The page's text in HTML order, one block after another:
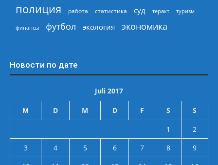
полиция работа статистика суд теракт туризм
финансы футбол экология экономика
Новости по дате
Juli 2017
M D M D F S S
1
2
3
4 5 6 7 8
9